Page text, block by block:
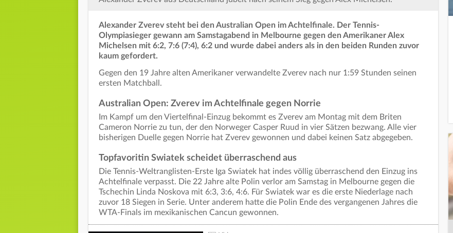
Alexander Zverev steht bei den Australian Open im Achtelfinale. Der Tennis-
Olympiasieger gewann am Samstagabend in Melbourne gegen den Amerikaner Alex
Michelsen mit 6:2, 7:6 (7:4), 6:2 und wurde dabei anders als in den beiden Runden zuvor
kaum gefordert.
Gegen den 19 Jahre alten Amerikaner verwandelte Zverev nach nur 1:59 Stunden seinen
ersten Matchball.
Australian Open: Zverev im Achtelfinale gegen Norrie
Im Kampf um den Viertelfinal-Einzug bekommt es Zverev am Montag mit dem Briten
Cameron Norrie zu tun, der den Norweger Casper Ruud in vier Sätzen bezwang. Alle vier
bisherigen Duelle gegen Norrie hat Zverev gewonnen und dabei keinen Satz abgegeben.
Topfavoritin Swiatek scheidet überraschend aus
Die Tennis-Weltranglisten-Erste Iga Swiatek hat indes völlig überraschend den Einzug ins
Achtelfinale verpasst. Die 22 Jahre alte Polin verlor am Samstag in Melbourne gegen die
Tschechin Linda Noskova mit 6:3, 3:6, 4:6. Für Swiatek war es die erste Niederlage nach
zuvor 18 Siegen in Serie. Unter anderem hatte die Polin Ende des vergangenen Jahres die
WTA-Finals im mexikanischen Cancun gewonnen.